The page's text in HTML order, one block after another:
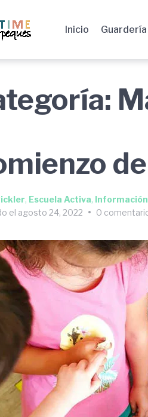
Inicio Guardería
, Escuela Activa, Información
el agosto 24, 2022 • 0